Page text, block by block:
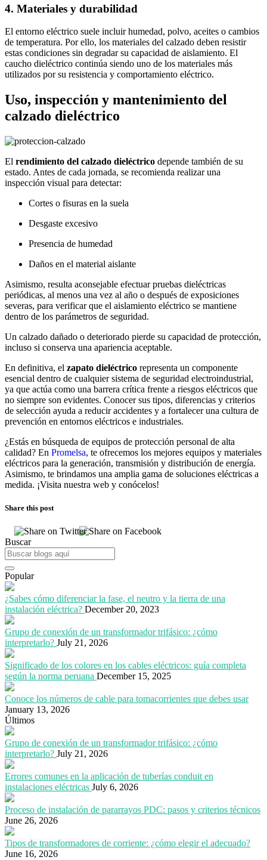
4. Materiales y durabilidad
El entorno eléctrico suele incluir humedad, polvo, aceites o cambios
de temperatura. Por ello, los materiales del calzado deben resistir
estas condiciones sin degradar su capacidad de aislamiento. El
caucho dieléctrico continúa siendo uno de los materiales más
utilizados por su resistencia y comportamiento eléctrico.
Uso, inspección y mantenimiento del
calzado dieléctrico
El rendimiento del calzado dieléctrico depende también de su
estado. Antes de cada jornada, se recomienda realizar una
inspección visual para detectar:
Cortes o fisuras en la suela
Desgaste excesivo
Presencia de humedad
Daños en el material aislante
Asimismo, resulta aconsejable efectuar pruebas dieléctricas
periódicas, al menos una vez al año o después de exposiciones
severas, para verificar que el aislamiento eléctrico se mantiene
dentro de los parámetros de seguridad.
Un calzado dañado o deteriorado pierde su capacidad de protección,
incluso si conserva una apariencia aceptable.
En definitiva, el zapato dieléctrico representa un componente
esencial dentro de cualquier sistema de seguridad electroindustrial,
ya que actúa como una barrera crítica frente a riesgos eléctricos que
no siempre son evidentes. Conocer sus tipos, diferencias y criterios
de selección ayuda a reducir accidentes y a fortalecer una cultura de
prevención en entornos eléctricos e industriales.
¿Estás en búsqueda de equipos de protección personal de alta
calidad? En Promelsa, te ofrecemos los mejores equipos y materiales
eléctricos para la generación, transmisión y distribución de energía.
Asimismo, te brindamos una amplia gama de soluciones eléctricas a
medida. ¡Visita nuestra web y conócelos!
Share this post
Buscar
Popular
¿Sabes cómo diferenciar la fase, el neutro y la tierra de una
instalación eléctrica? December 20, 2023
Grupo de conexión de un transformador trifásico: ¿cómo
interpretarlo? July 21, 2026
Significado de los colores en los cables eléctricos: guía completa
según la norma peruana December 15, 2025
Conoce los números de cable para tomacorrientes que debes usar
January 13, 2026
Últimos
Grupo de conexión de un transformador trifásico: ¿cómo
interpretarlo? July 21, 2026
Errores comunes en la aplicación de tuberías conduit en
instalaciones eléctricas July 6, 2026
Proceso de instalación de pararrayos PDC: pasos y criterios técnicos
June 26, 2026
Tipos de transformadores de corriente: ¿cómo elegir el adecuado?
June 16, 2026